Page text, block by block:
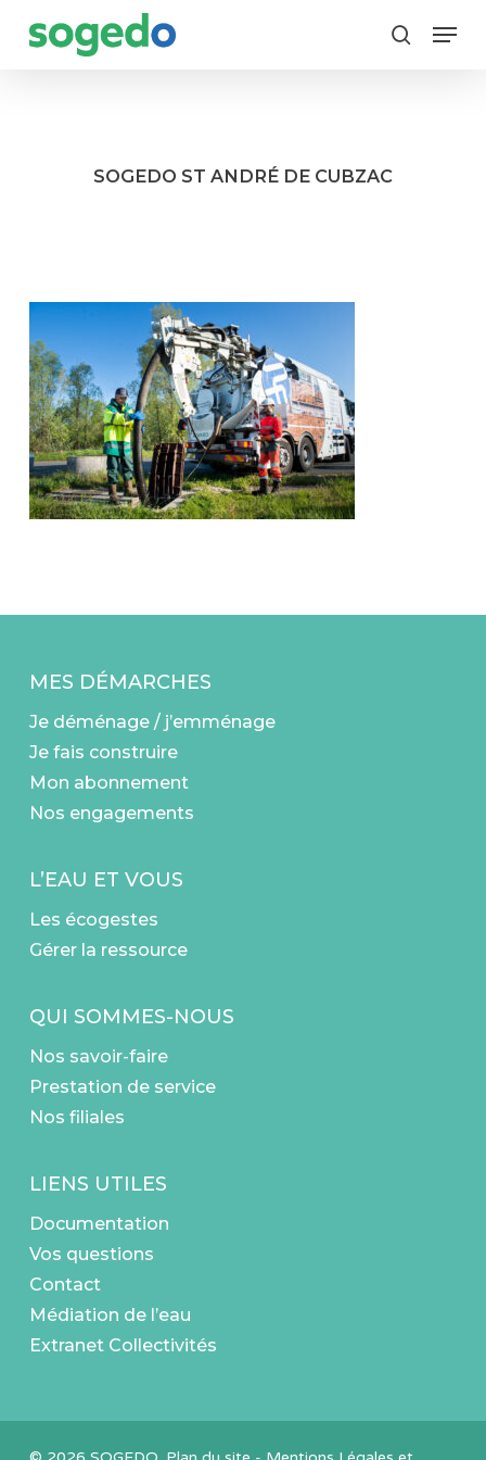
search
Menu
SOGEDO ST ANDRÉ DE CUBZAC
MES DÉMARCHES
Je déménage / j’emménage
Je fais construire
Mon abonnement
Nos engagements
L’EAU ET VOUS
Les écogestes
Gérer la ressource
QUI SOMMES-NOUS
Nos savoir-faire
Prestation de service
Nos filiales
LIENS UTILES
Documentation
Vos questions
Contact
Médiation de l’eau
Extranet Collectivités